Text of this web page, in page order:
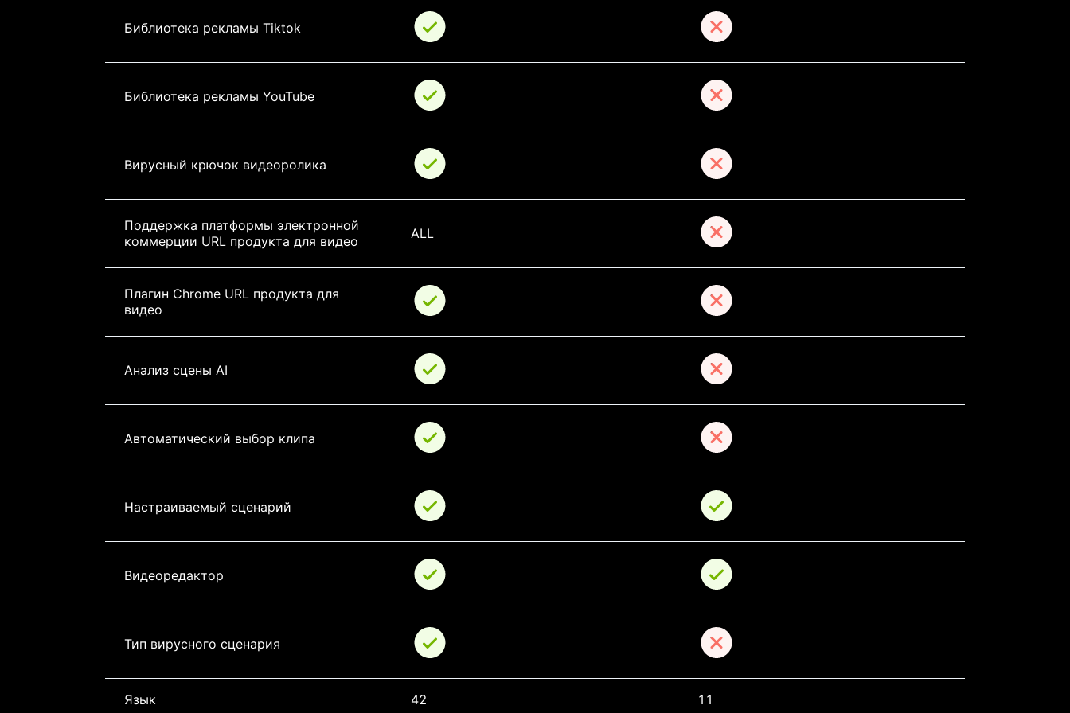
Библиотека рекламы Tiktok
Библиотека рекламы YouTube
Вирусный крючок видеоролика
Поддержка платформы электронной
коммерции URL продукта для видео
ALL
Плагин Chrome URL продукта для
видео
Анализ сцены AI
Автоматический выбор клипа
Настраиваемый сценарий
Видеоредактор
Тип вирусного сценария
Язык 42 11